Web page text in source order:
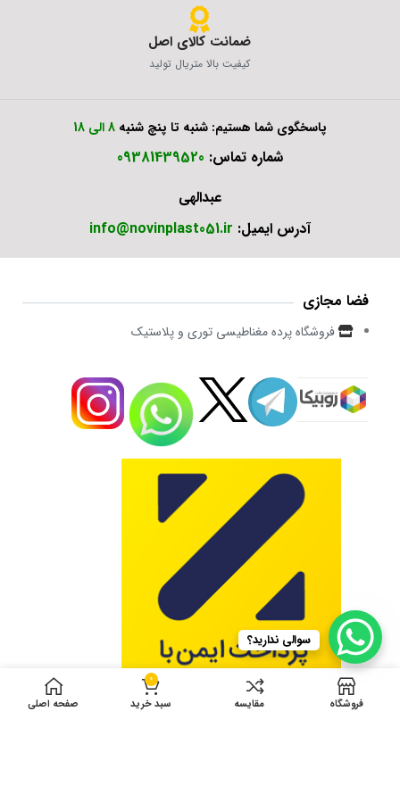
ضمانت کالای اصل
کیفیت بالا متریال تولید
پاسخگوی شما هستیم: شنبه تا پنچ شنبه 8 الی 18
شماره تماس: 09381439520
عبدالهی
آدرس ایمیل: info@novinplast051.ir
فضا مجازی
فروشگاه پرده مغناطیسی توری و پلاستیک
سوالی ندارید؟
فروشگاه مقایسه
0
سبد خرید صفحه اصلی